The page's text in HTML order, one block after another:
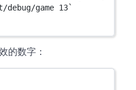
game 13`
的数字：